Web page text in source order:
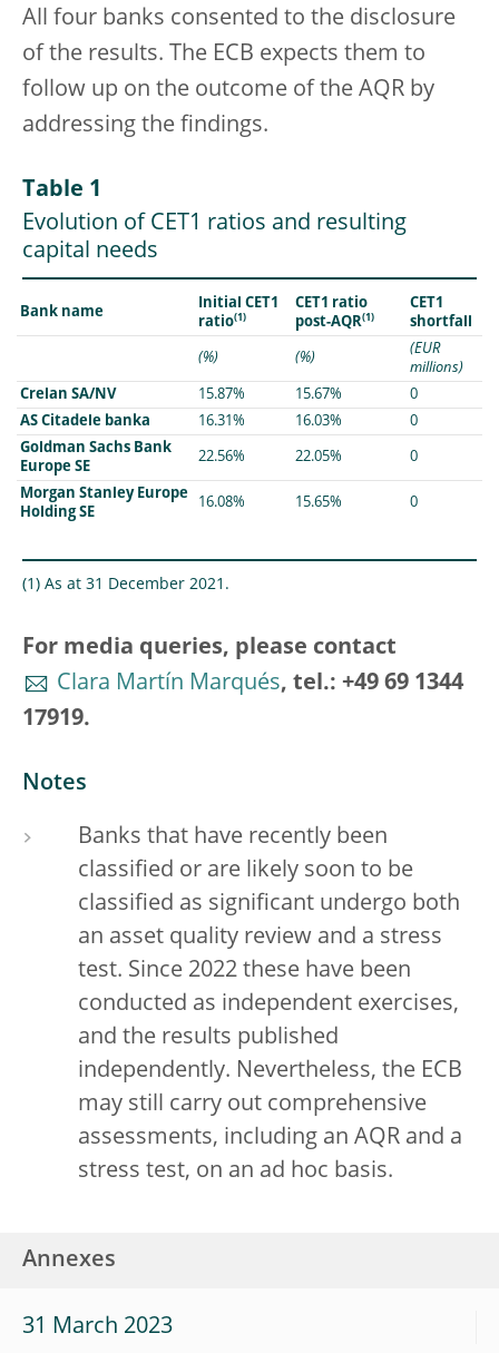
All four banks consented to the disclosure
of the results. The ECB expects them to
follow up on the outcome of the AQR by
addressing the findings.
Table 1
Evolution of CET1 ratios and resulting
capital needs
Bank name
Initial CET1
ratio(1)
CET1 ratio
post-AQR(1)
CET1
shortfall
(%) (%)
(EUR
millions)
Crelan SA/NV
15.87% 15.67%
0
AS Citadele banka
16.31% 16.03%
0
Goldman Sachs Bank
Europe SE
22.56% 22.05% 0
Morgan Stanley Europe
Holding SE
16.08% 15.65% 0
(1) As at 31 December 2021.
For media queries, please contact
Clara Martín Marqués, tel.: +49 69 1344
17919.
Notes
Banks that have recently been
classified or are likely soon to be
classified as significant undergo both
an asset quality review and a stress
test. Since 2022 these have been
conducted as independent exercises,
and the results published
independently. Nevertheless, the ECB
may still carry out comprehensive
assessments, including an AQR and a
stress test, on an ad hoc basis.
Annexes
31 March 2023